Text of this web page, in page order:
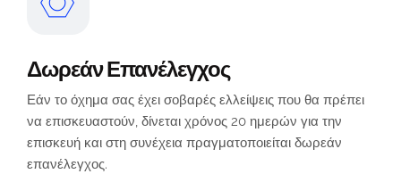
Δωρεάν Επανέλεγχος
Εάν το όχημα σας έχει σοβαρές ελλείψεις που θα πρέπει
να επισκευαστούν, δίνεται χρόνος 20 ημερών για την
επισκευή και στη συνέχεια πραγματοποιείται δωρεάν
επανέλεγχος.